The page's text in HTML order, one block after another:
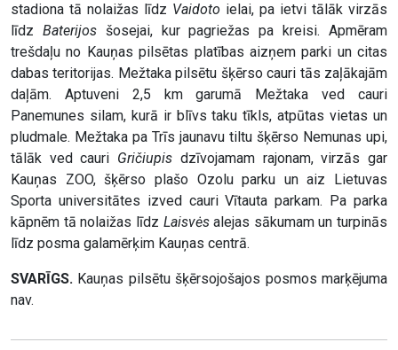
stadiona tā nolaižas līdz Vaidoto ielai, pa ietvi tālāk virzās
līdz Baterijosšosejai, kur pagriežas pa kreisi. Apmēram
trešdaļu no Kauņas pilsētas platības aizņem parki un citas
dabas teritorijas. Mežtaka pilsētu šķērso cauri tās zaļākajām
daļām. Aptuveni 2,5 km garumā Mežtaka ved cauri
Panemunes silam, kurā ir blīvs taku tīkls, atpūtas vietas un
pludmale. Mežtaka pa Trīs jaunavu tiltu šķērso Nemunas upi,
tālāk ved cauri Gričiupis dzīvojamam rajonam, virzās gar
Kauņas ZOO, šķērso plašo Ozolu parku un aiz Lietuvas
Sporta universitātes izved cauri Vītauta parkam. Pa parka
kāpnēm tā nolaižas līdz Laisvėsalejas sākumam un turpinās
līdz posma galamērķim Kauņas centrā.
SVARĪGS. Kauņas pilsētu šķērsojošajos posmos marķējuma
nav.